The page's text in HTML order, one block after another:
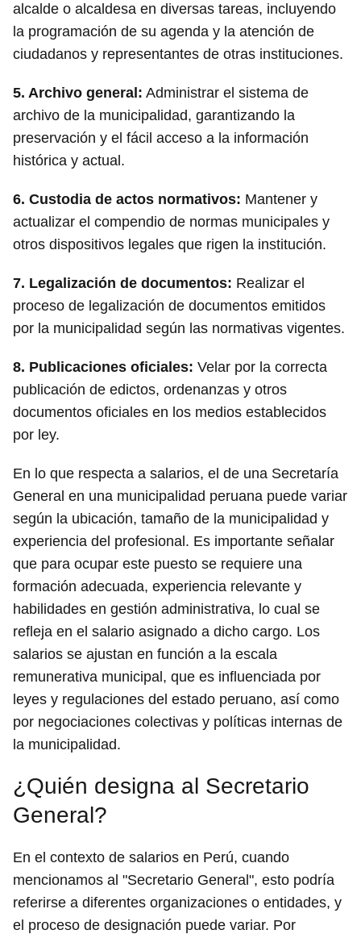
alcalde o alcaldesa en diversas tareas, incluyendo
la programación de su agenda y la atención de
ciudadanos y representantes de otras instituciones.
5. Archivo general: Administrar el sistema de
archivo de la municipalidad, garantizando la
preservación y el fácil acceso a la información
histórica y actual.
6. Custodia de actos normativos: Mantener y
actualizar el compendio de normas municipales y
otros dispositivos legales que rigen la institución.
7. Legalización de documentos: Realizar el
proceso de legalización de documentos emitidos
por la municipalidad según las normativas vigentes.
8. Publicaciones oficiales: Velar por la correcta
publicación de edictos, ordenanzas y otros
documentos oficiales en los medios establecidos
por ley.
En lo que respecta a salarios, el de una Secretaría
General en una municipalidad peruana puede variar
según la ubicación, tamaño de la municipalidad y
experiencia del profesional. Es importante señalar
que para ocupar este puesto se requiere una
formación adecuada, experiencia relevante y
habilidades en gestión administrativa, lo cual se
refleja en el salario asignado a dicho cargo. Los
salarios se ajustan en función a la escala
remunerativa municipal, que es influenciada por
leyes y regulaciones del estado peruano, así como
por negociaciones colectivas y políticas internas de
la municipalidad.
¿Quién designa al Secretario
General?
En el contexto de salarios en Perú, cuando
mencionamos al "Secretario General", esto podría
referirse a diferentes organizaciones o entidades, y
el proceso de designación puede variar. Por